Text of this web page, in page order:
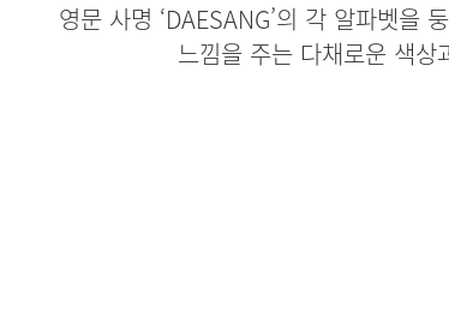
영문 사명 ‘DAESANG’의 각 알파벳을
느낌을 주는 다채로운 색